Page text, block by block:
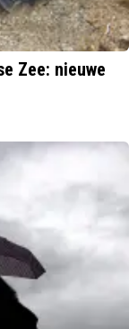
Zee: nieuwe